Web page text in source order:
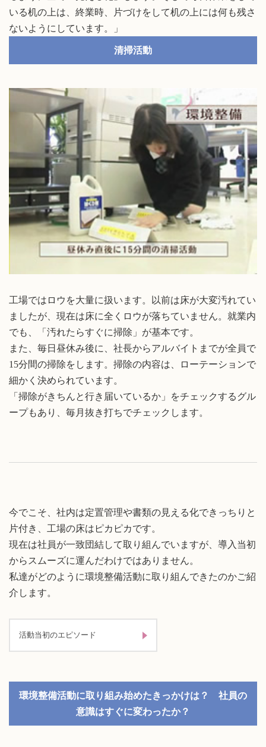
いる机の上は、終業時、片づけをして机の上には何も残さ
ないようにしています。」
清掃活動
工場ではロウを大量に扱います。以前は床が大変汚れてい
ましたが、現在は床に全くロウが落ちていません。就業内
でも、「汚れたらすぐに掃除」が基本です。
また、毎日昼休み後に、社長からアルバイトまでが全員で
15分間の掃除をします。掃除の内容は、ローテーションで
細かく決められています。
「掃除がきちんと行き届いているか」をチェックするグル
ープもあり、毎月抜き打ちでチェックします。
今でこそ、社内は定置管理や書類の見える化できっちりと
片付き、工場の床はピカピカです。
現在は社員が一致団結して取り組んでいますが、導入当初
からスムーズに運んだわけではありません。
私達がどのように環境整備活動に取り組んできたのかご紹
介します。
活動当初のエピソード
環境整備活動に取り組み始めたきっかけは？ 社員の
意識はすぐに変わったか？